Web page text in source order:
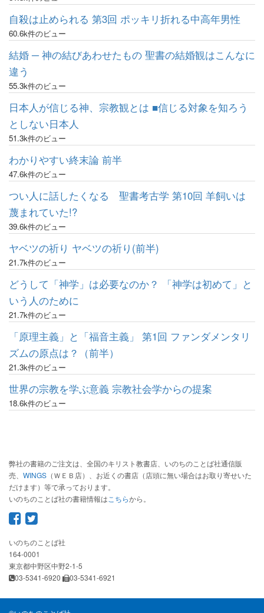
自殺は止められる 第3回 ポッキリ折れる中高年男性
60.6k件のビュー
結婚 ─ 神の結びあわせたもの 聖書の結婚観はこんなに
違う
55.3k件のビュー
日本人が信じる神、宗教観とは ■信じる対象を知ろう
としない日本人
51.3k件のビュー
わかりやすい終末論 前半
47.6k件のビュー
つい人に話したくなる 聖書考古学 第10回 羊飼いは
蔑まれていた!?
39.6k件のビュー
ヤベツの祈り ヤベツの祈り(前半)
21.7k件のビュー
どうして「神学」は必要なのか？ 「神学は初めて」と
いう人のために
21.7k件のビュー
「原理主義」と「福音主義」 第1回 ファンダメンタリ
ズムの原点は？（前半）
21.3k件のビュー
世界の宗教を学ぶ意義 宗教社会学からの提案
18.6k件のビュー
弊社の書籍のご注文は、全国のキリスト教書店、いのちのことば社通信販
売、 WINGS （ＷＥＢ店）、お近くの書店（店頭に無い場合はお取り寄せいた
だけます）等で承っております。
いのちのことば社の書籍情報は こちらから。
いのちのことば社
164-0001
東京都中野区中野2-1-5
03-5341-6920
03-5341-6921